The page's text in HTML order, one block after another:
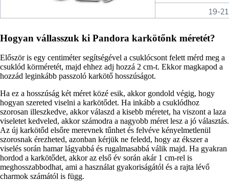
Hogyan vállasszuk ki Pandora karkötőnk méretét?
Először is egy centiméter segítségével a csuklócsont felett mérd meg a
csuklód körméretét, majd ehhez adj hozzá 2 cm-t. Ekkor magkapod a
hozzád leginkább passzoló karkötő hosszúságot.
Ha ez a hosszúság két méret közé esik, akkor gondold végig, hogy
hogyan szereted viselni a karkötődet. Ha inkább a csuklódhoz
szorosan illeszkedve, akkor válaszd a kisebb méretet, ha viszont a laza
viseletet kedveled, akkor számodra a nagyobb méret lesz a jó választás.
Az új karkötőd elsőre merevnek tűnhet és felvéve kényelmetlenül
szorosnak érezheted, azonban kérjük ne feledd, hogy az ékszer a
viselés során hamar lágyabbá és rugalmasabbá válik majd. Ha gyakran
hordod a karkötődet, akkor az első év során akár 1 cm-rel is
meghosszabbodhat, ami a használat gyakoriságától és a rajta lévő
charmok számától is függ.